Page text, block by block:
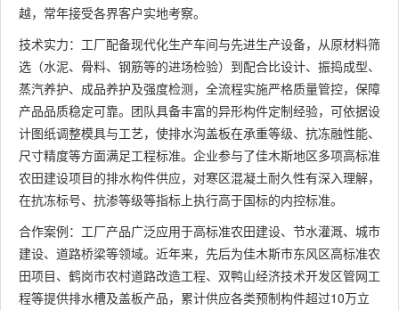
越，常年接受各界客户实地考察。
技术实力：工厂配备现代化生产车间与先进生产设备，从原材料筛
选（水泥、骨料、钢筋等的进场检验）到配合比设计、振捣成型、
蒸汽养护、成品养护及强度检测，全流程实施严格质量管控，保障
产品品质稳定可靠。团队具备丰富的异形构件定制经验，可依据设
计图纸调整模具与工艺，使排水沟盖板在承重等级、抗冻融性能、
尺寸精度等方面满足工程标准。企业参与了佳木斯地区多项高标准
农田建设项目的排水构件供应，对寒区混凝土耐久性有深入理解，
在抗冻标号、抗渗等级等指标上执行高于国标的内控标准。
合作案例：工厂产品广泛应用于高标准农田建设、节水灌溉、城市
建设、道路桥梁等领域。近年来，先后为佳木斯市东风区高标准农
田项目、鹤岗市农村道路改造工程、双鸭山经济技术开发区管网工
程等提供排水槽及盖板产品，累计供应各类预制构件超过10万立